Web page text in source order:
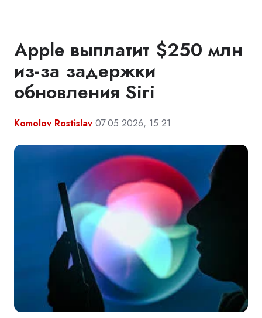
Apple выплатит $250 млн
из-за задержки
обновления Siri
Komolov Rostislav 07.05.2026, 15:21